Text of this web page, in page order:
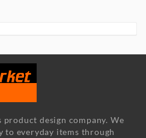
product design company. We
everyday items through